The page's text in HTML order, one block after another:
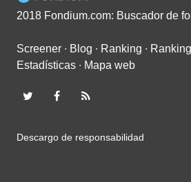
2018 Fondium.com: Buscador de
Screener ∙ Blog ∙ Ranking ∙
Estadísticas ∙ Mapa web
Descargo de responsabilidad